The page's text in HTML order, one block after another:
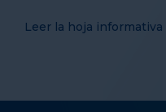
Leer la hoja informativa